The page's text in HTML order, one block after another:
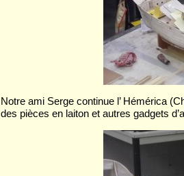
Notre ami Serge continue l’ Hémérica
des pièces en laiton et autres gadgets